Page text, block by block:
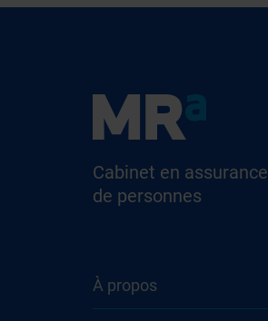
Cabinet en assurance
de personnes
À propos